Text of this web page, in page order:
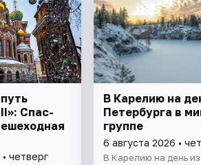
Спас-
четверг
В Карелию на
Петербурга в
группе
6 августа 2026 •
В Карелию на день из